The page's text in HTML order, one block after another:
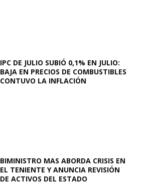
IPC DE JULIO SUBIÓ 0,1% EN JULIO:
BAJA EN PRECIOS DE COMBUSTIBLES
CONTUVO LA INFLACIÓN
BIMINISTRO MAS ABORDA CRISIS EN
EL TENIENTE Y ANUNCIA REVISIÓN
DE ACTIVOS DEL ESTADO